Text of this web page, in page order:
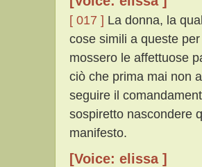
[ 017 ] La donna, la
cose simili a queste
mossero le affettuose
ciò che prima mai non
seguire il
sospiretto nascondere
manifesto.
[Voice: elissa ]